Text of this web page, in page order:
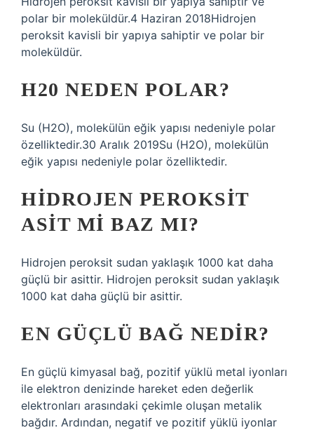
polar bir moleküldür.4 Haziran 2018Hidrojen
peroksit kavisli bir yapıya sahiptir ve polar bir
moleküldür.
H20 NEDEN POLAR?
Su (H2O), molekülün eğik yapısı nedeniyle polar
özelliktedir.30 Aralık 2019Su (H2O), molekülün
eğik yapısı nedeniyle polar özelliktedir.
HIDROJEN PEROKSIT
ASIT MI BAZ MI?
Hidrojen peroksit sudan yaklaşık 1000 kat daha
güçlü bir asittir. Hidrojen peroksit sudan yaklaşık
1000 kat daha güçlü bir asittir.
EN GÜÇLÜ BAĞ NEDIR?
En güçlü kimyasal bağ, pozitif yüklü metal iyonları
ile elektron denizinde hareket eden değerlik
elektronları arasındaki çekimle oluşan metalik
bağdır. Ardından, negatif ve pozitif yüklü iyonlar